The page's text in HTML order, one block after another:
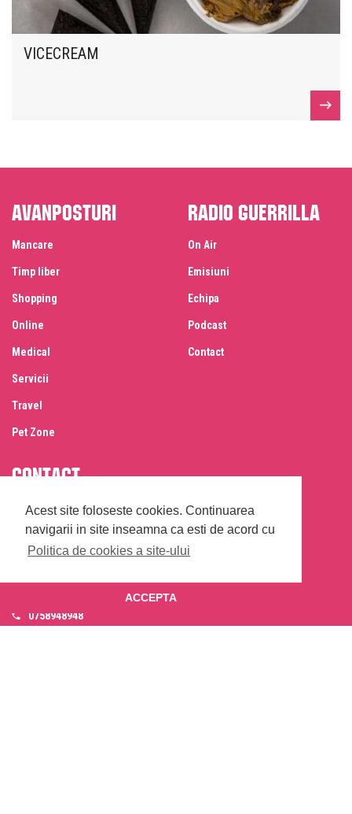
Acest site foloseste cookies. Continuarea
navigarii in site inseamna ca esti de acord cu
Politica de cookies a site-ului
ACCEPTA
VICECREAM
Avanposturi
Mancare
Timp liber
Shopping
Online
Medical
Servicii
Travel
Pet Zone
Radio Guerrilla
On Air
Emisiuni
Echipa
Podcast
Contact
Contact
Radio Guerrilla
Str. G-ral Dimitrie Salmen, Nr. 20, Ap.7, Cod 021371,
Sector 2, Bucuresti.
avanpost@guerrillaradio.ro
0758948948